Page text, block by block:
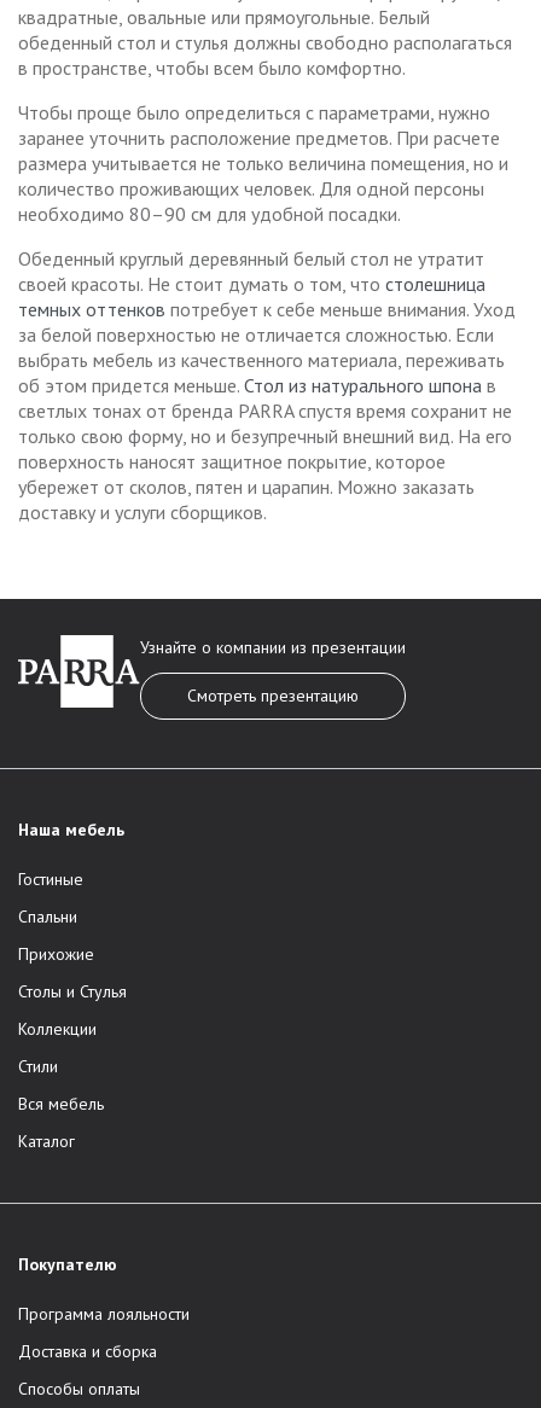
квадратные, овальные или прямоугольные. Белый
обеденный стол и стулья должны свободно располагаться
в пространстве, чтобы всем было комфортно.
Чтобы проще было определиться с параметрами, нужно
заранее уточнить расположение предметов. При расчете
размера учитывается не только величина помещения, но и
количество проживающих человек. Для одной персоны
необходимо 80–90 см для удобной посадки.
Обеденный круглый деревянный белый стол не утратит
своей красоты. Не стоит думать о том, что столешница
темных оттенков потребует к себе меньше внимания. Уход
за белой поверхностью не отличается сложностью. Если
выбрать мебель из качественного материала, переживать
об этом придется меньше. Стол из натурального шпона в
светлых тонах от бренда PARRA спустя время сохранит не
только свою форму, но и безупречный внешний вид. На его
поверхность наносят защитное покрытие, которое
убережет от сколов, пятен и царапин. Можно заказать
доставку и услуги сборщиков.
Наша мебель
Гостиные
Спальни
Прихожие
Столы и Стулья
Коллекции
Стили
Вся мебель
Каталог
Покупателю
Программа лояльности
Доставка и сборка
Способы оплаты
Узнайте о компании из презентации
Смотреть презентацию